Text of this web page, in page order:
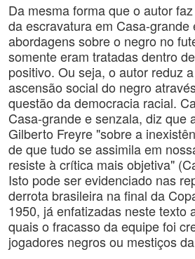
Da mesma forma que o autor
da escravatura em Casa-
abordagens sobre o negro no
somente eram tratadas dentro
positivo. Ou seja, o autor reduz
ascensão social do negro
questão da democracia racial.
Casa-grande e senzala, diz que
Gilberto Freyre "sobre a
de que tudo se assimila em
resiste à crítica mais objetiva"
Isto pode ser evidenciado nas
derrota brasileira na final da
1950, já enfatizadas neste texto
quais o fracasso da equipe foi
jogadores negros ou mestiços